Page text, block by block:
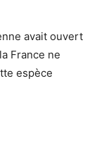
avait ouvert
France ne
espèce